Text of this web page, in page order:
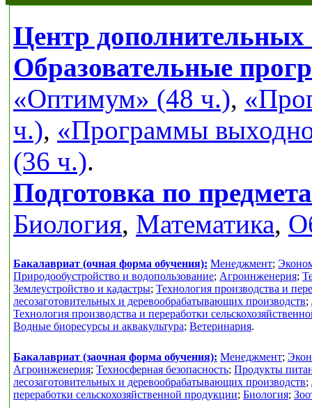
Центр дополнительных
Образовательные
«Оптимум» (48 ч.),
ч.), «Программы
(36 ч.).
Подготовка по
Биология, Математика,
Бакалавриат (очная форма обучения): Менеджмент;
Природообустройство и водопользование; Агроинженерия;
Землеустройство и кадастры; Технология производства и
лесозаготовительных и деревообрабатывающих производств;
Технология производства и переработки
Водные биоресурсы и аквакультура; Ветеринария.
Бакалавриат (заочная форма обучения): Менеджмент;
Агроинженерия; Техносферная безопасность; Продукты
лесозаготовительных и деревообрабатывающих производств;
переработки сельскохозяйственной продукции; Биология;